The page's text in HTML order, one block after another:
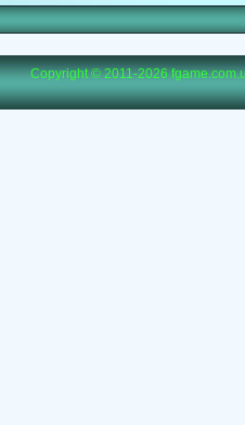
Copyright © 2011-2026